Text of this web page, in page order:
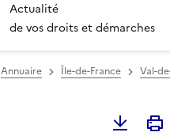
Actualité
de vos droits et démarches
Annuaire Île-de-France Val-